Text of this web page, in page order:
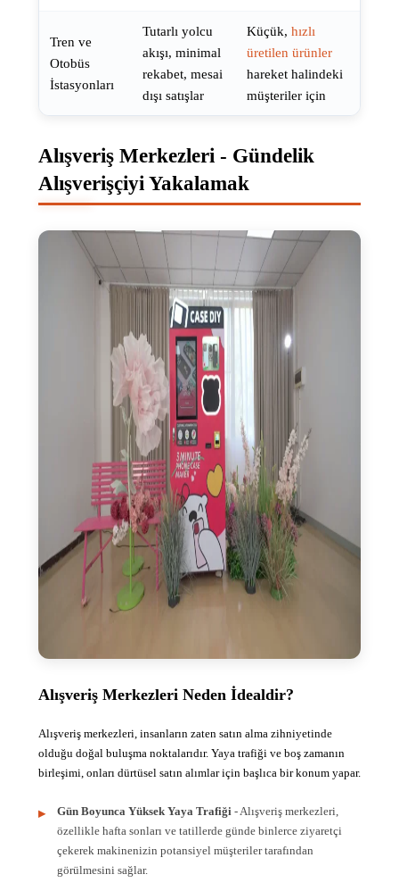
Tren ve
Otobüs
İstasyonları
Tutarlı yolcu
akışı, minimal
rekabet, mesai
dışı satışlar
Küçük,hızlı
üretilen ürünler
hareket halindeki
müşteriler için
Alışveriş Merkezleri - Gündelik
Alışverişçiyi Yakalamak
Alışveriş Merkezleri Neden İdealdir?
Alışveriş merkezleri, insanların zaten satın alma zihniyetinde
olduğu doğal buluşma noktalarıdır. Yaya trafiği ve boş zamanın
birleşimi, onları dürtüsel satın alımlar için başlıca bir konum yapar.
Gün Boyunca Yüksek Yaya Trafiği - Alışveriş merkezleri,
özellikle hafta sonları ve tatillerde günde binlerce ziyaretçi
çekerek makinenizin potansiyel müşteriler tarafından
görülmesini sağlar.